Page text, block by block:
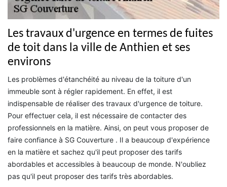
Les travaux d'urgence en termes de fuites
de toit dans la ville de Anthien et ses
environs
Les problèmes d'étanchéité au niveau de la toiture d'un
immeuble sont à régler rapidement. En effet, il est
indispensable de réaliser des travaux d'urgence de toiture.
Pour effectuer cela, il est nécessaire de contacter des
professionnels en la matière. Ainsi, on peut vous proposer de
faire confiance à SG Couverture . Il a beaucoup d'expérience
en la matière et sachez qu'il peut proposer des tarifs
abordables et accessibles à beaucoup de monde. N'oubliez
pas qu'il peut proposer des tarifs très abordables.